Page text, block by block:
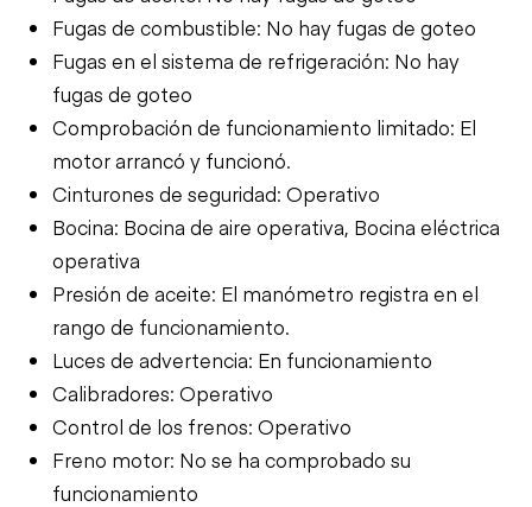
Fugas de combustible: No hay fugas de goteo
Fugas en el sistema de refrigeración: No hay
fugas de goteo
Comprobación de funcionamiento limitado: El
motor arrancó y funcionó.
Cinturones de seguridad: Operativo
Bocina: Bocina de aire operativa, Bocina eléctrica
operativa
Presión de aceite: El manómetro registra en el
rango de funcionamiento.
Luces de advertencia: En funcionamiento
Calibradores: Operativo
Control de los frenos: Operativo
Freno motor: No se ha comprobado su
funcionamiento